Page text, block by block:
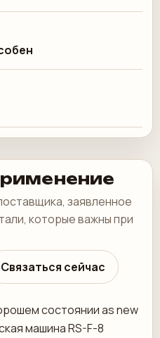
заявленное
которые важны при
Связаться сейчас
состоянии as new
машина RS-F-8